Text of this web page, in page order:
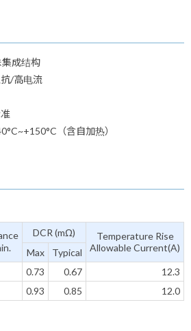
成结构
/高电流
（含自加热）
DCR (mΩ)
Temperature Rise
Allowable Current(A)
Max
Typical
0.73 0.67
12.3
0.93 0.85 12.0